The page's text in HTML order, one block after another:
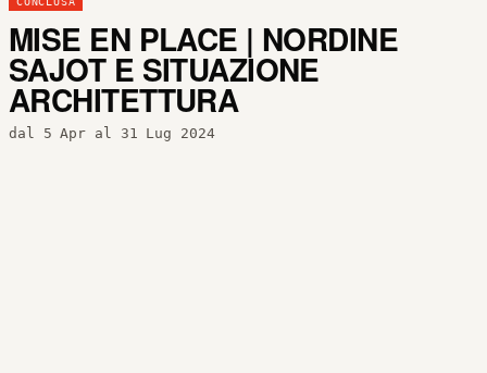
MISE EN PLACE | NORDINE
SAJOT E SITUAZIONE
ARCHITETTURA
dal 5 Apr al 31 Lug 2024